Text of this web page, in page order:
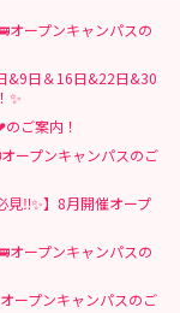
オープンキャンパスの
&9日＆16日&22日&30
✨
ご案内！
ープンキャンパスのご
見‼✨】8月開催オープ
オープンキャンパスの
ープンキャンパスのご